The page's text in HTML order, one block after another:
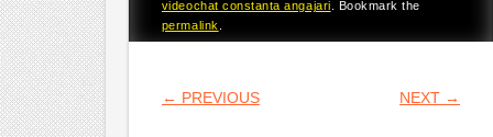
videochat constanta angajari. Bookmark the
permalink.
POST NAVIGATION
← PREVIOUS NEXT →